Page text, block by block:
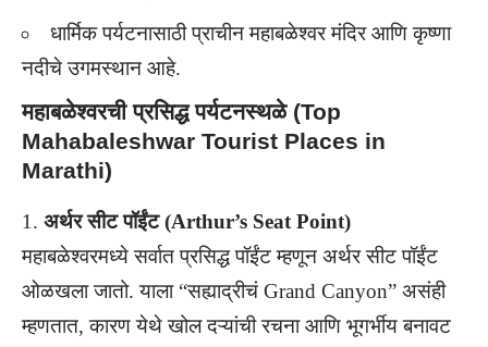
धार्मिक पर्यटनासाठी प्राचीन महाबळेश्वर मंदिर आणि कृष्णा
नदीचे उगमस्थान आहे.
महाबळेश्वरची प्रसिद्ध पर्यटनस्थळे (Top
Mahabaleshwar Tourist Places in
Marathi)
1. अर्थर सीट पॉईंट (Arthur’s Seat Point)
महाबळेश्वरमध्ये सर्वात प्रसिद्ध पॉईंट म्हणून अर्थर सीट पॉईंट
ओळखला जातो. याला “सह्याद्रीचं Grand Canyon” असंही
म्हणतात, कारण येथे खोल दऱ्यांची रचना आणि भूगर्भीय बनावट